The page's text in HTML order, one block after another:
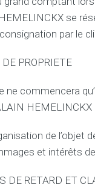
se
par le
PROPRIETE
ne commencera
HEMELINCKX
de l’objet
et intérêts
DE RETARD ET